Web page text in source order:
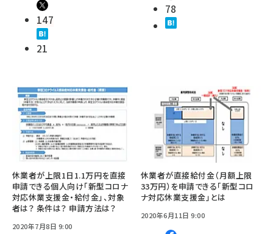
147
21
78
休業者が上限1日1.1万円を直接
申請できる個人向け「新型コロナ
対応休業支援金・給付金」、対象
者は？ 条件は？ 申請方法は？
2020年7月8日 9:00
休業者が直接給付金（月額上限
33万円）を申請できる「新型コロ
ナ対応休業支援金」とは
2020年6月11日 9:00